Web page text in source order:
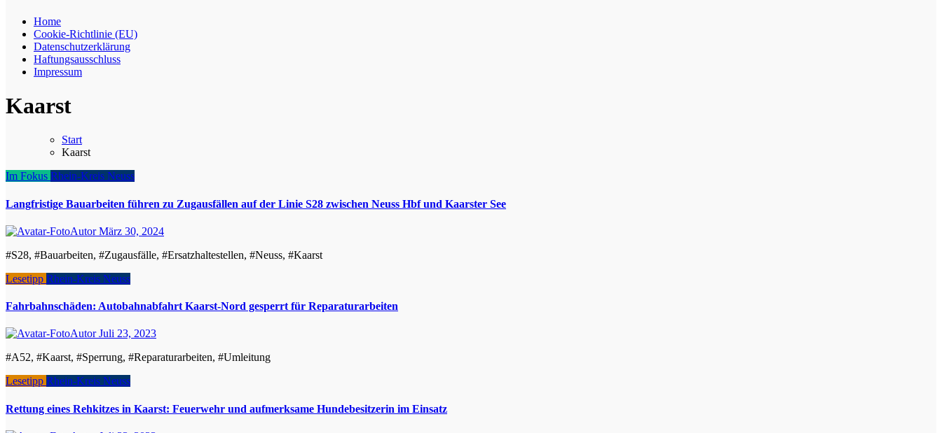
Home
Cookie-Richtlinie (EU)
Datenschutzerklärung
Haftungsausschluss
Impressum
Kaarst
Start
Kaarst
Im Fokus Rhein-Kreis Neuss
Langfristige Bauarbeiten führen zu Zugausfällen auf der Linie S28 zwischen Neuss Hbf und Kaarster See
AutorMärz 30, 2024
#S28, #Bauarbeiten, #Zugausfälle, #Ersatzhaltestellen, #Neuss, #Kaarst
Lesetipp Rhein-Kreis Neuss
Fahrbahnschäden: Autobahnabfahrt Kaarst-Nord gesperrt für Reparaturarbeiten
AutorJuli 23, 2023
#A52, #Kaarst, #Sperrung, #Reparaturarbeiten, #Umleitung
Lesetipp Rhein-Kreis Neuss
Rettung eines Rehkitzes in Kaarst: Feuerwehr und aufmerksame Hundebesitzerin im Einsatz